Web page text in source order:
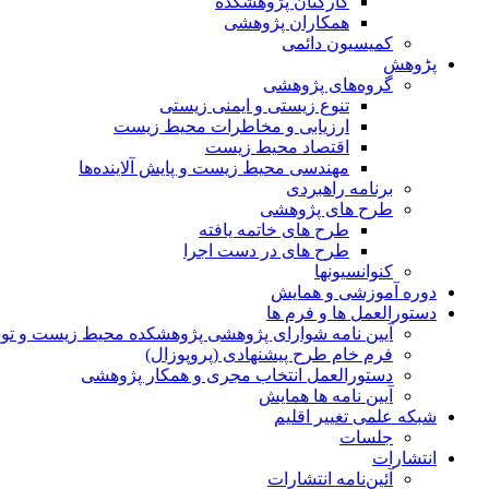
همکاران پژوهشی
کمیسیون دائمی
پڑوهش
گروه‌های پژوهشی
تنوع زیستی و ایمنی زیستی
ارزیابی و مخاطرات محیط زیست
اقتصاد محیط زیست
مهندسی محیط زیست و پایش آلاینده‌ها
برنامه راهبردی
طرح های پژوهشی
طرح های خاتمه یافته
طرح های در دست اجرا
کنوانسیونها
دوره آموزشی و همایش
دستورالعمل ها و فرم ها
آیین نامه شوارای پژوهشی پژوهشکده محیط زیست و
فرم خام طرح پیشنهادی (پروپوزال)
دستورالعمل انتخاب مجری و همکار پژوهشی
آیین نامه ها همایش
شبکه علمی تغییر اقلیم
جلسات
انتشارات
آئین‌نامه انتشارات